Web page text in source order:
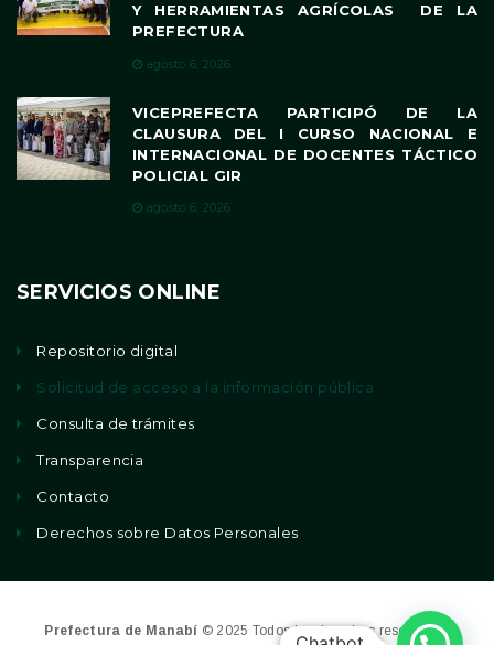
Y HERRAMIENTAS AGRÍCOLAS DE LA
PREFECTURA
agosto 6, 2026
VICEPREFECTA PARTICIPÓ DE LA
CLAUSURA DEL I CURSO NACIONAL E
INTERNACIONAL DE DOCENTES TÁCTICO
POLICIAL GIR
agosto 6, 2026
SERVICIOS ONLINE
Repositorio digital
Solicitud de acceso a la información pública
Consulta de trámites
Transparencia
Contacto
Derechos sobre Datos Personales
Prefectura de Manabí © 2025 Todos los derechos reservados